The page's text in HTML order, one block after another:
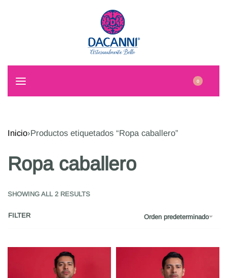
0
Inicio›Productos etiquetados “Ropa caballero”
Ropa caballero
SHOWING ALL 2 RESULTS
Orden predeterminado
FILTER